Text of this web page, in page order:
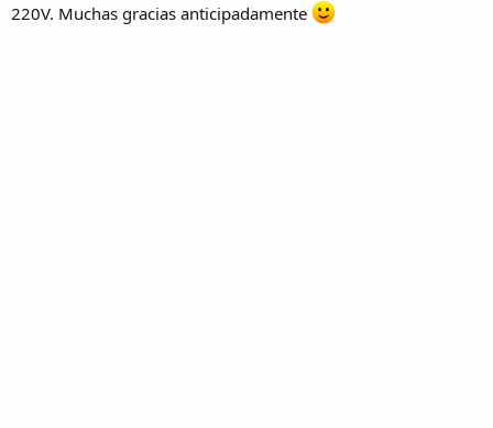
220V. Muchas gracias anticipadamente